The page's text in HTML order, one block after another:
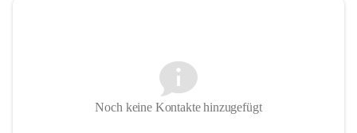
Noch keine Kontakte hinzugefügt